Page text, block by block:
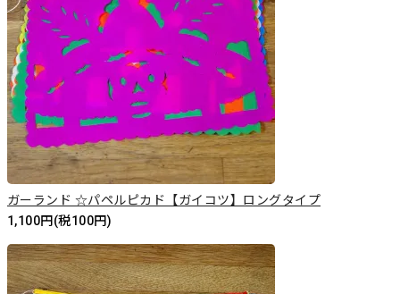
ガーランド ☆パペルピカド【ガイコツ】ロングタイプ
1,100円(税100円)